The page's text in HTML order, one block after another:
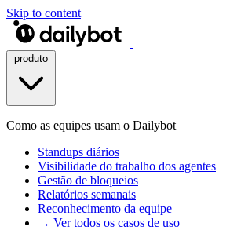
Skip to content
Como as equipes usam o Dailybot
Standups diários
Visibilidade do trabalho dos agentes
Gestão de bloqueios
Relatórios semanais
Reconhecimento da equipe
→ Ver todos os casos de uso